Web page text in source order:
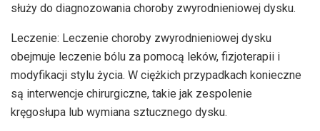
służy do diagnozowania choroby zwyrodnieniowej dysku.
Leczenie: Leczenie choroby zwyrodnieniowej dysku
obejmuje leczenie bólu za pomocą leków, fizjoterapii i
modyfikacji stylu życia. W ciężkich przypadkach konieczne
są interwencje chirurgiczne, takie jak zespolenie
kręgosłupa lub wymiana sztucznego dysku.